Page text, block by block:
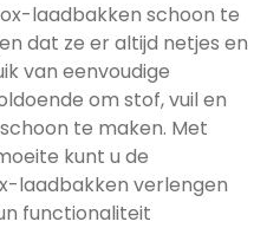
laadbakken schoon te
dat ze er altijd netjes en
van eenvoudige
om stof, vuil en
te maken. Met
kunt u de
laadbakken verlengen
functionaliteit